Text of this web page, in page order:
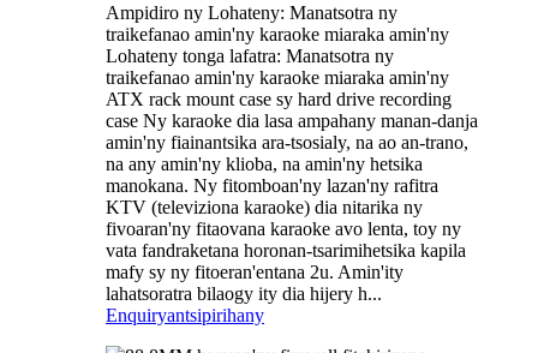
Ampidiro ny Lohateny: Manatsotra ny
traikefanao amin'ny karaoke miaraka amin'ny
Lohateny tonga lafatra: Manatsotra ny
traikefanao amin'ny karaoke miaraka amin'ny
ATX rack mount case sy hard drive recording
case Ny karaoke dia lasa ampahany manan-danja
amin'ny fiainantsika ara-tsosialy, na ao an-trano,
na any amin'ny klioba, na amin'ny hetsika
manokana. Ny fitomboan'ny lazan'ny rafitra
KTV (televiziona karaoke) dia nitarika ny
fivoaran'ny fitaovana karaoke avo lenta, toy ny
vata fandraketana horonan-tsarimihetsika kapila
mafy sy ny fitoeran'entana 2u. Amin'ity
lahatsoratra bilaogy ity dia hijery h...
Enquiryantsipirihany